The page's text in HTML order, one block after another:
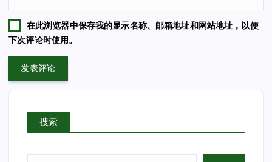
在此浏览器中保存我的显示名称、邮箱地址和网站地址，以便
下次评论时使用。
搜索